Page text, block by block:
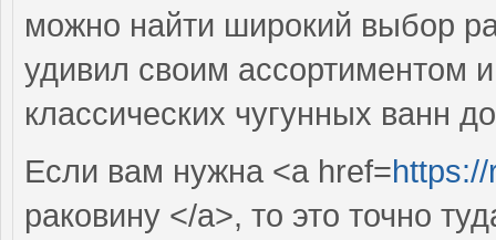
можно найти широкий выбор
удивил своим ассортиментом
классических чугунных ванн
Если вам нужна <a href=
раковину </a>, то это точно